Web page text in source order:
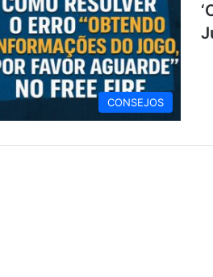
CONSEJOS